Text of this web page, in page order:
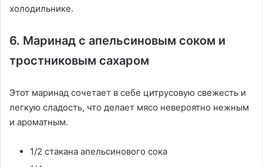
холодильнике.
6. Маринад с апельсиновым соком и
тростниковым сахаром
Этот маринад сочетает в себе цитрусовую свежесть и
легкую сладость, что делает мясо невероятно нежным
и ароматным.
1/2 стакана апельсинового сока